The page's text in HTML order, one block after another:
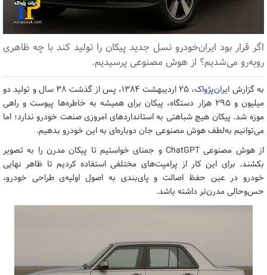
اگر قرار بود ایران‌خودرو نسل جدید پیکان را تولید کند با چه ظاهری
روبه‌رو می‌شدیم؟ از هوش مصنوعی پرسیدیم.
به گزارش ایران‌پژواک
، ۲۵ اردیبهشت ۱۳۸۴، پس از گذشت ۳۸ سال و تولید دو
میلیون و ۲۹۵ هزار دستگاه، پیکان برای همیشه به خاطره‌ها پیوست و راهی
موزه شد. پیکان هیچ شباهتی به استانداردهای امروزی صنعت خودرو ندارد؛ اما
می‌توانیم به‌لطف هوش مصنوعی جان دوباره‌ای به این خودرو بدهیم.
از هوش مصنوعی ChatGPT و جمنای خواستیم تا پیکان مدرن را به تصویر
بکشند. برای این کار از پرامپت‌های مختلفی استفاده کردیم تا ظاهر نهایی
خودرو در عین حفظ اصالت و پای‌بندی به اصول اولیه‌ی طراحی خودرو،
حس‌وحالی مدرن‌تر داشته باشد.